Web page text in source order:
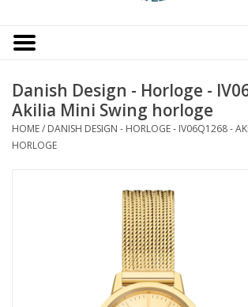
Occasions
Cadeaukaarten
Danish Design - Horloge -
Akilia Mini Swing horloge
HOME/ DANISH DESIGN - HORLOGE - IV06Q1268 -
HORLOGE